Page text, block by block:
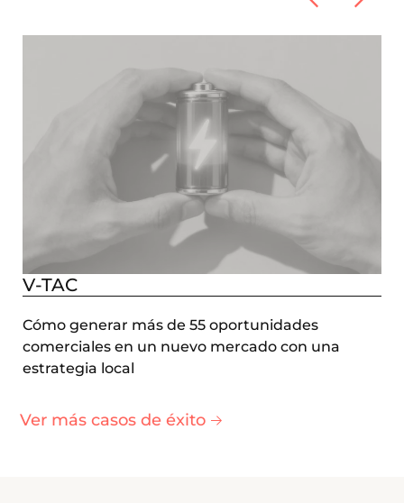
V-TAC
Cómo generar más de 55 oportunidades
comerciales en un nuevo mercado con una
estrategia local
Ver más casos de éxito